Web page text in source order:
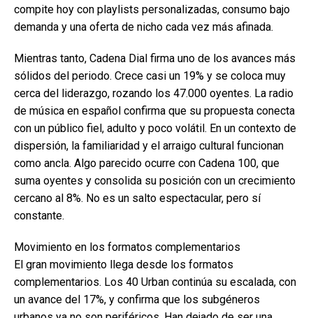
compite hoy con playlists personalizadas, consumo bajo
demanda y una oferta de nicho cada vez más afinada.
Mientras tanto, Cadena Dial firma uno de los avances más
sólidos del periodo. Crece casi un 19% y se coloca muy
cerca del liderazgo, rozando los 47.000 oyentes. La radio
de música en español confirma que su propuesta conecta
con un público fiel, adulto y poco volátil. En un contexto de
dispersión, la familiaridad y el arraigo cultural funcionan
como ancla. Algo parecido ocurre con Cadena 100, que
suma oyentes y consolida su posición con un crecimiento
cercano al 8%. No es un salto espectacular, pero sí
constante.
Movimiento en los formatos complementarios
El gran movimiento llega desde los formatos
complementarios. Los 40 Urban continúa su escalada, con
un avance del 17%, y confirma que los subgéneros